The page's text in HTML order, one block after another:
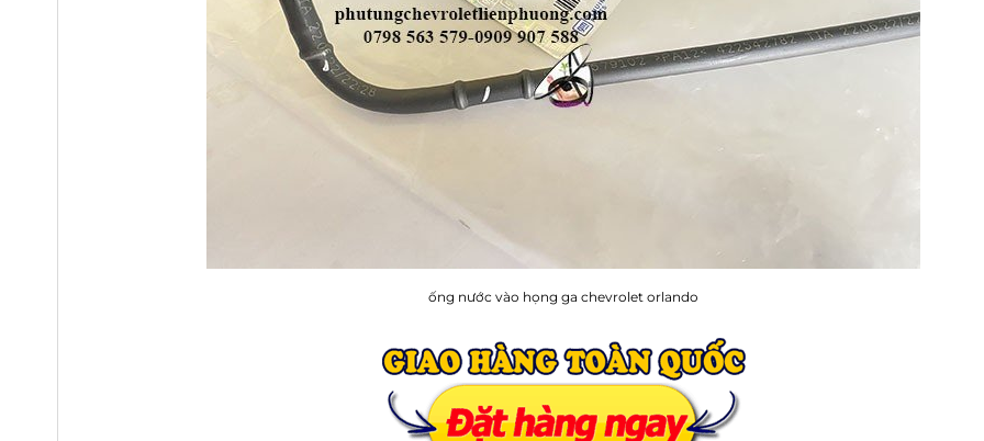
ống nước vào họng ga chevrolet orlando